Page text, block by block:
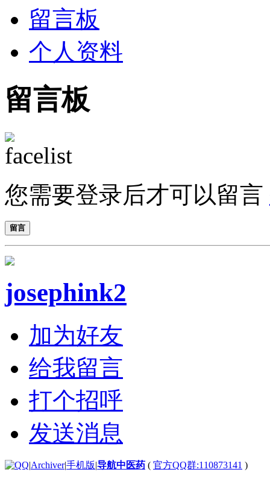
留言板
个人资料
留言板
您需要登录后才可以留言
留言
josephink2
加为好友
给我留言
打个招呼
发送消息
|Archiver|手机版|导航中医药 ( 官方QQ群:110873141 )